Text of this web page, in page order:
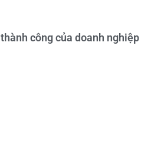
công của doanh nghiệp